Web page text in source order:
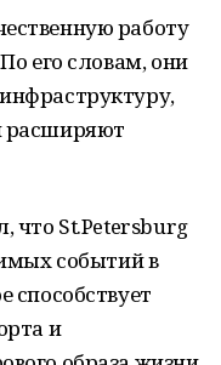
работу
его словам, они
расширяют
что St.Petersburg
событий в
способствует
и